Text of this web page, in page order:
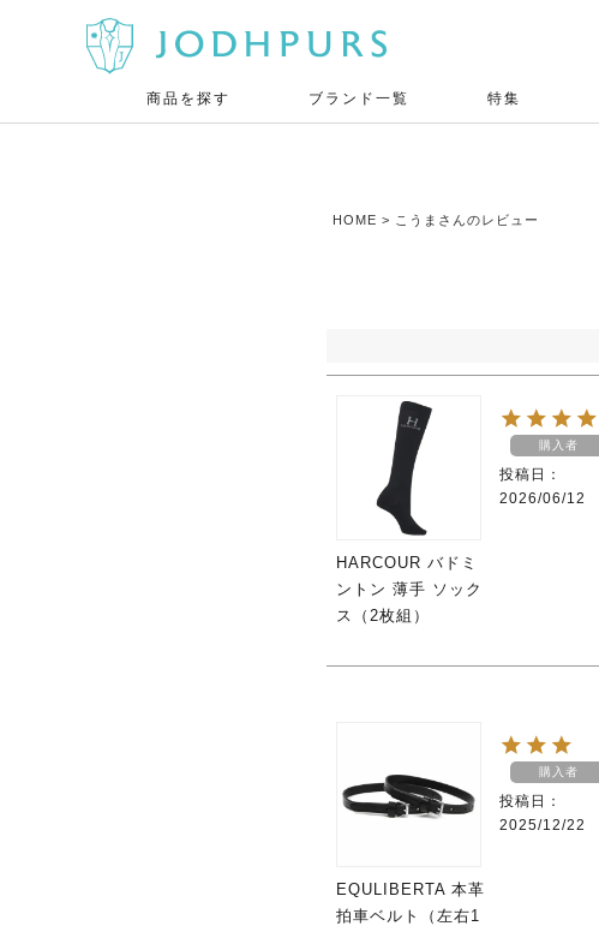
商品を探す ブランド一覧 特集
HOME こうまさんのレビュー
HARCOUR バドミ
ントン 薄手 ソック
ス（2枚組）
購入者
投稿日
2026/06/12
EQULIBERTA 本革
拍車ベルト（左右1
購入者
投稿日
2025/12/22